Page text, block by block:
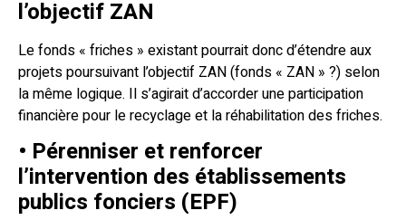
l’objectif ZAN
Le fonds « friches » existant pourrait donc d’étendre aux
projets poursuivant l’objectif ZAN (fonds « ZAN » ?) selon
la même logique. Il s’agirait d’accorder une participation
financière pour le recyclage et la réhabilitation des friches.
• Pérenniser et renforcer
l’intervention des établissements
publics fonciers (EPF)